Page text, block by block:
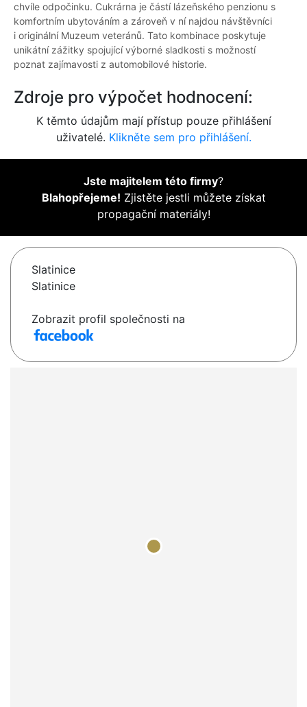
chvíle odpočinku. Cukrárna je částí lázeňského penzionu s
komfortním ubytováním a zároveň v ní najdou návštěvníci
i originální Muzeum veteránů. Tato kombinace poskytuje
unikátní zážitky spojující výborné sladkosti s možností
poznat zajímavosti z automobilové historie.
Zdroje pro výpočet hodnocení:
K těmto údajům mají přístup pouze přihlášení
uživatelé. Klikněte sem pro přihlášení.
Jste majitelem této firmy?
Blahopřejeme! Zjistěte jestli můžete získat
propagační materiály!
Slatinice
Slatinice
Zobrazit profil společnosti na